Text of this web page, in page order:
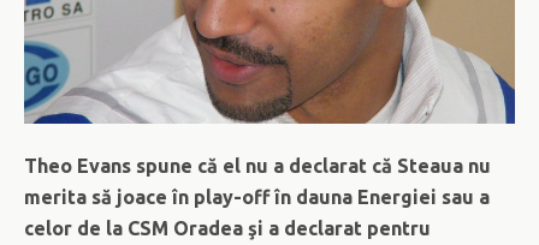
Theo Evans spune că el nu a declarat că Steaua nu
merita să joace în play-off în dauna Energiei sau a
celor de la CSM Oradea şi a declarat pentru